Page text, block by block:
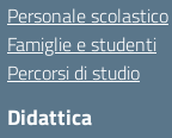
Personale scolastico
Famiglie e studenti
Percorsi di studio
Didattica